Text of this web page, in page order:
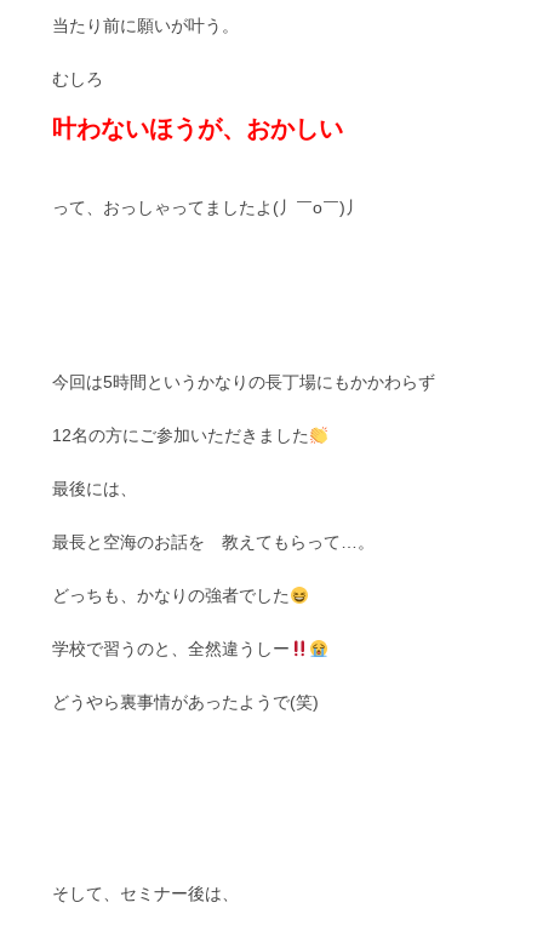
当たり前に願いが叶う。
むしろ
叶わないほうが、おかしい
って、おっしゃってましたよ(丿￣ο￣)丿
今回は5時間というかなりの長丁場にもかかわらず
12名の方にご参加いただきました
最後には、
最長と空海のお話を 教えてもらって…。
どっちも、かなりの強者でした
学校で習うのと、全然違うしー
どうやら裏事情があったようで(笑)
そして、セミナー後は、